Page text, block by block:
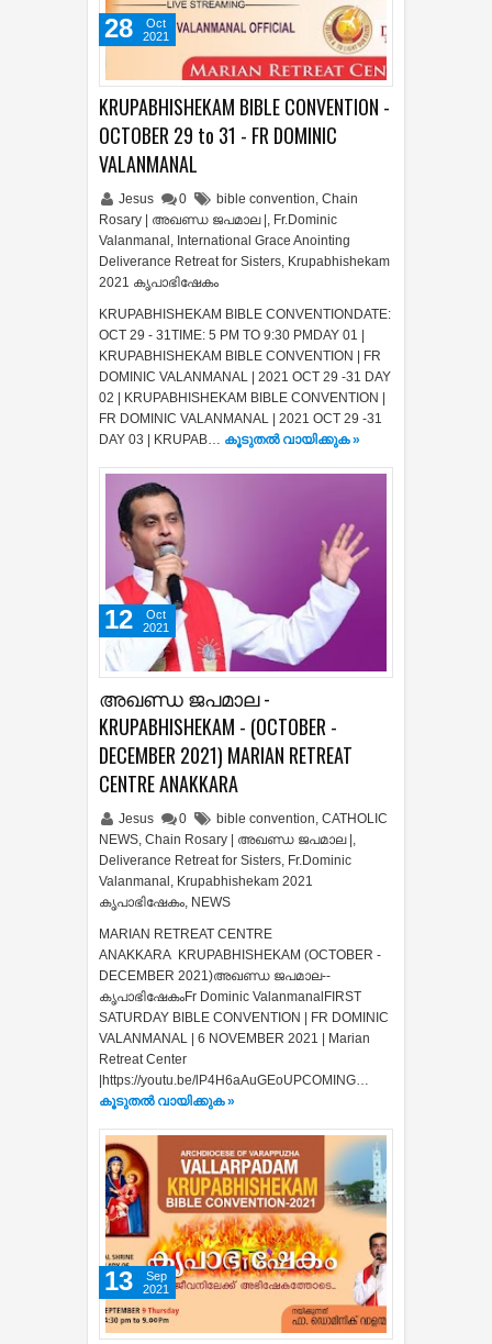
KRUPABHISHEKAM BIBLE CONVENTION -
OCTOBER 29 to 31 - FR DOMINIC
VALANMANAL
Jesus 0 bible convention, Chain
Rosary | അഖണ്ഡ ജപമാല | , Fr.Dominic
Valanmanal , International Grace Anointing
Deliverance Retreat for Sisters, Krupabhishekam
2021 കൃപാഭിഷേകം
KRUPABHISHEKAM BIBLE CONVENTIONDATE:
OCT 29 - 31TIME: 5 PM TO 9:30 PMDAY 01 |
KRUPABHISHEKAM BIBLE CONVENTION | FR
DOMINIC VALANMANAL | 2021 OCT 29 -31 DAY
02 | KRUPABHISHEKAM BIBLE CONVENTION |
FR DOMINIC VALANMANAL | 2021 OCT 29 -31
DAY 03 | KRUPAB… കൂടുതൽ‍ വായിക്കുക »
28
Oct
2021
അഖണ്ഡ ജപമാല -
KRUPABHISHEKAM - (OCTOBER -
DECEMBER 2021) MARIAN RETREAT
CENTRE ANAKKARA
Jesus 0 bible convention, CATHOLIC
NEWS, Chain Rosary | അഖണ്ഡ ജപമാല | ,
Deliverance Retreat for Sisters, Fr.Dominic
Valanmanal , Krupabhishekam 2021
കൃപാഭിഷേകം, NEWS
MARIAN RETREAT CENTRE
ANAKKARA KRUPABHISHEKAM (OCTOBER -
DECEMBER 2021)അഖണ്ഡ ജപമാല--
കൃപാഭിഷേകംFr Dominic ValanmanalFIRST
SATURDAY BIBLE CONVENTION | FR DOMINIC
VALANMANAL | 6 NOVEMBER 2021 | Marian
Retreat Center
|https://youtu.be/lP4H6aAuGEoUPCOMING…
കൂടുതൽ‍ വായിക്കുക »
12
Oct
2021
13
Sep
2021